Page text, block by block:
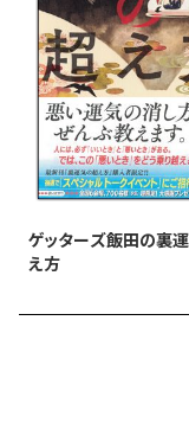
☆「不安な時や背
す。」（20代／女
☆「すごくわかり
早くから買ってみ
☆「開運のつぶや
りがたいです。」
その秘密は、ぎっ
ゲッターズ飯田の裏
え方